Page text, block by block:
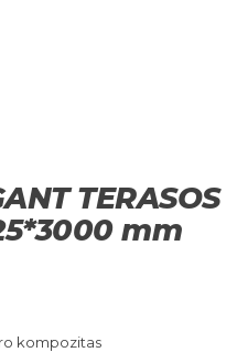
TERASOS
mm
kompozitas